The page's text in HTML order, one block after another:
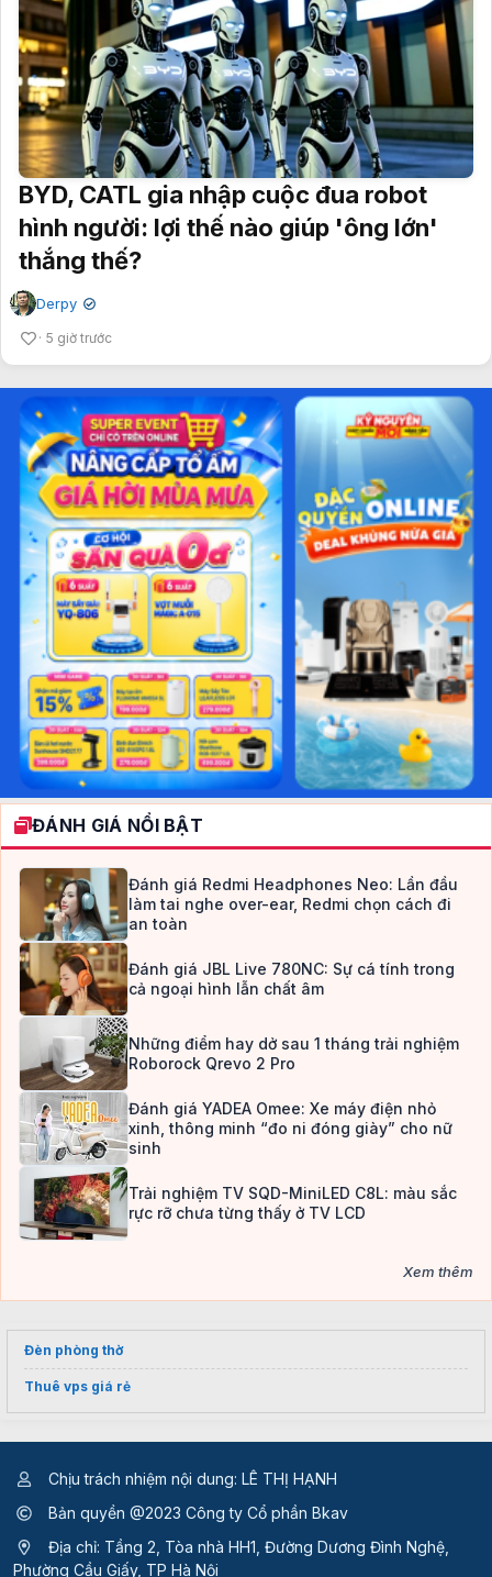
BYD, CATL gia nhập cuộc đua robot
hình người: lợi thế nào giúp 'ông lớn'
thắng thế?
Derpy ✔
5 giờ trước
ĐÁNH GIÁ NỔI BẬT
Đánh giá Redmi Headphones Neo: Lần đầu
làm tai nghe over-ear, Redmi chọn cách đi
an toàn
Đánh giá JBL Live 780NC: Sự cá tính trong
cả ngoại hình lẫn chất âm
Những điểm hay dở sau 1 tháng trải nghiệm
Roborock Qrevo 2 Pro
Đánh giá YADEA Omee: Xe máy điện nhỏ
xinh, thông minh “đo ni đóng giày” cho nữ
sinh
Trải nghiệm TV SQD-MiniLED C8L: màu sắc
rực rỡ chưa từng thấy ở TV LCD
Xem thêm
Đèn phòng thờ
Thuê vps giá rẻ
Chịu trách nhiệm nội dung: LÊ THỊ HẠNH
Bản quyền @2023 Công ty Cổ phần Bkav
Địa chỉ: Tầng 2, Tòa nhà HH1, Đường Dương Đình Nghệ,
Phường Cầu Giấy, TP Hà Nội